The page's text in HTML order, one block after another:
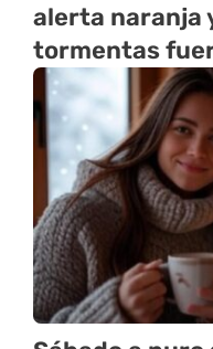
alerta naranja
tormentas